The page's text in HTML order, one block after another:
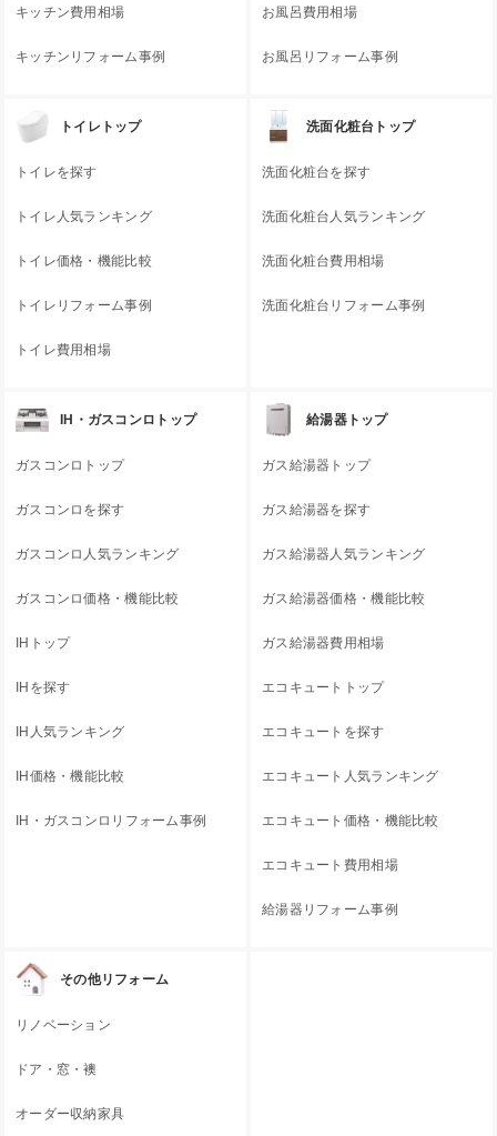
キッチン費用相場
キッチンリフォーム事例
お風呂費用相場
お風呂リフォーム事例
トイレトップ
トイレを探す
トイレ人気ランキング
トイレ価格・機能比較
トイレリフォーム事例
トイレ費用相場
洗面化粧台トップ
洗面化粧台を探す
洗面化粧台人気ランキング
洗面化粧台費用相場
洗面化粧台リフォーム事例
IH・ガスコンロトップ
ガスコンロトップ
ガスコンロを探す
ガスコンロ人気ランキング
ガスコンロ価格・機能比較
IHトップ
IHを探す
IH人気ランキング
IH価格・機能比較
IH・ガスコンロリフォーム事例
給湯器トップ
ガス給湯器トップ
ガス給湯器を探す
ガス給湯器人気ランキング
ガス給湯器価格・機能比較
ガス給湯器費用相場
エコキュートトップ
エコキュートを探す
エコキュート人気ランキング
エコキュート価格・機能比較
エコキュート費用相場
給湯器リフォーム事例
その他リフォーム
リノベーション
ドア・窓・襖
オーダー収納家具